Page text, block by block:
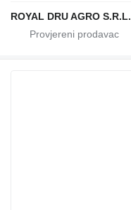
ROYAL DRU AGRO S.R.L.